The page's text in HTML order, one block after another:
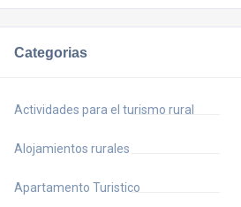
Categorias
Actividades para el turismo rural
Alojamientos rurales
Apartamento Turistico